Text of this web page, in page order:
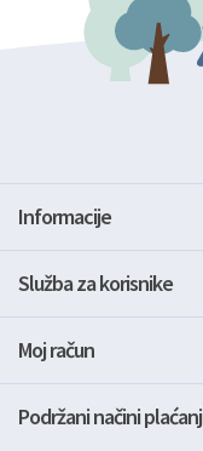
Informacije
Služba za korisnike
Moj račun
Podržani načini